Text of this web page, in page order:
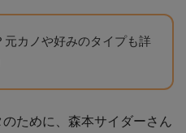
元カノや好みのタイプも詳
ために、森本サイダーさん